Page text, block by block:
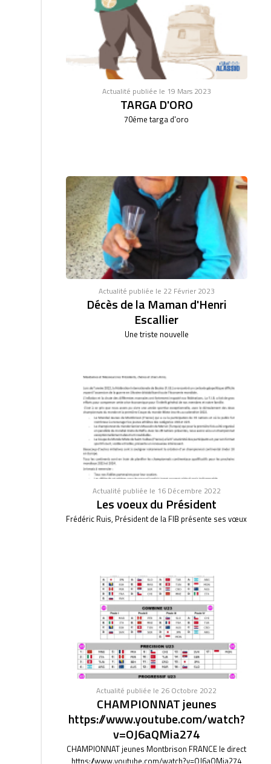
Actualité publiée le 19 Mars 2023
TARGA D'ORO
70éme targa d'oro
Actualité publiée le 22 Février 2023
Décès de la Maman d'Henri
Escallier
Une triste nouvelle
Actualité publiée le 16 Décembre 2022
Les voeux du Président
Frédéric Ruis, Président de la FIB présente ses vœux
Actualité publiée le 26 Octobre 2022
CHAMPIONNAT jeunes
https://www.youtube.com/watch?
v=OJ6aQMia274
CHAMPIONNAT jeunes Montbrison FRANCE le direct
https://www.youtube.com/watch?v=OJ6aQMia274